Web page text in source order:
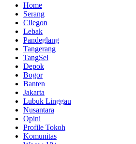
Home
Serang
Cilegon
Lebak
Pandeglang
Tangerang
TangSel
Depok
Bogor
Banten
Jakarta
Lubuk Linggau
Nusantara
Opini
Profile Tokoh
Komunitas